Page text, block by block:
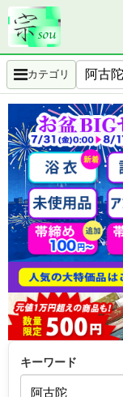
カテゴリ
キーワード